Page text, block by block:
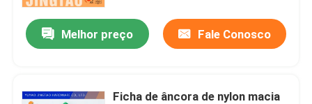
Melhor preço Fale Conosco
Ficha de âncora de nylon macia